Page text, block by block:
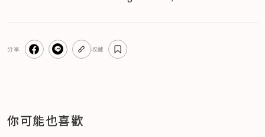
分享 收藏
你可能也喜歡